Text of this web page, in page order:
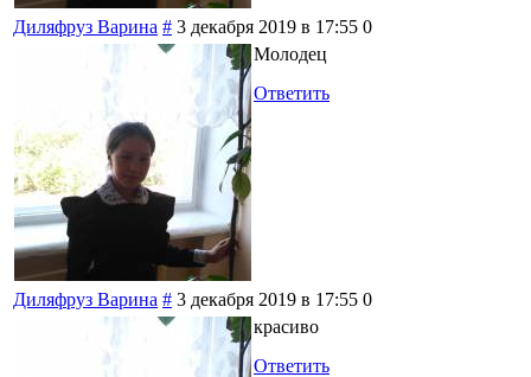
Диляфруз Варина # 3 декабря 2019 в 17:55 0
Молодец
Ответить
Диляфруз Варина # 3 декабря 2019 в 17:55 0
красиво
Ответить